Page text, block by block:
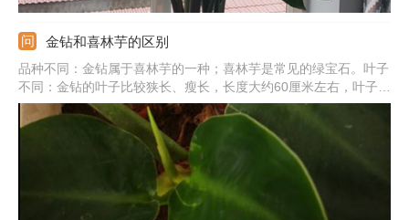
金钻和喜林芋的区别
品种不同：金钻属于喜林芋的一种；喜林芋是常见的绿宝石。叶子
不同：金钻的叶子比较狭长、瘦长，长度大约60厘米左右，叶子颜
色比较深，光泽感更强；喜林芋的叶子较宽、较短，长度大约25-
35厘米左右，颜色相对浅一些。花朵不同：金钻的花朵颜色较浅；
喜林芋的花朵颜色较深。